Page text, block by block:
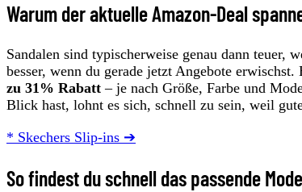
Warum der aktuelle Amazon-Deal
Sandalen sind typischerweise genau dann teuer,
besser, wenn du gerade jetzt Angebote
zu 31% Rabatt – je nach Größe, Farbe und
Blick hast, lohnt es sich, schnell zu sein, weil
* Skechers Slip-ins ➔
So findest du schnell das passende